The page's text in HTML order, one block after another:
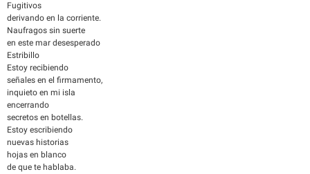
Fugitivos
derivando en la corriente.
Naufragos sin suerte
en este mar desesperado
Estribillo
Estoy recibiendo
señales en el firmamento,
inquieto en mi isla
encerrando
secretos en botellas.
Estoy escribiendo
nuevas historias
hojas en blanco
de que te hablaba.